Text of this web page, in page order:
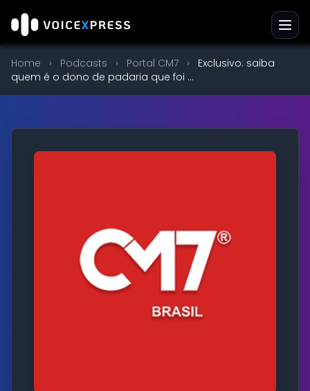
Home › Podcasts › Portal CM7 ›
Exclusivo: saiba
quem é o dono de padaria que foi ...